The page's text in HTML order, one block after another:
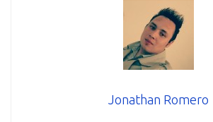
Jonathan Romero